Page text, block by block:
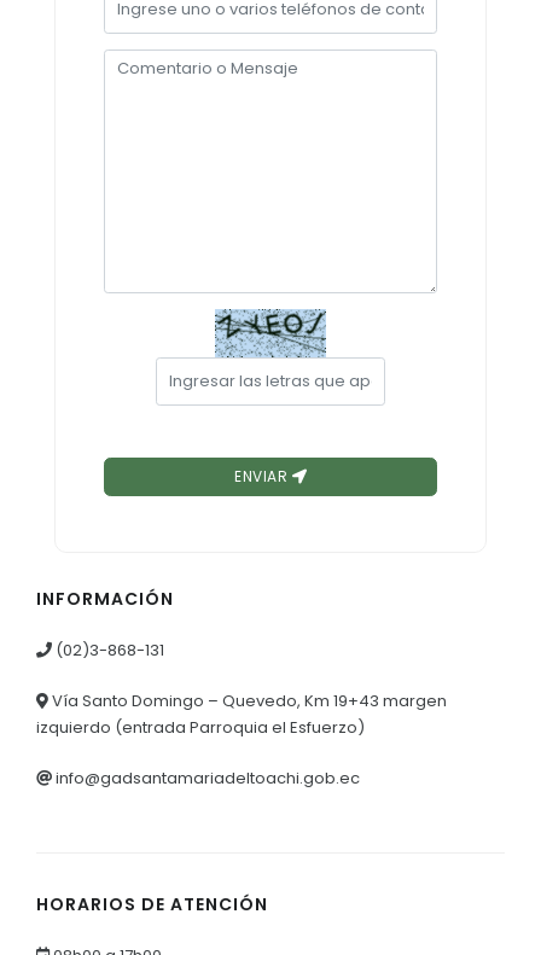
Convocatorias
GESTIÓN ADMINISTRATIVA
PRESUPUESTO: EJECUCIÓN Y REPORTES
Cédulas presupuestarias y balances
Procesos de contratación
Obras y proyectosENVIAR
INFORMACIÓN
(02)3-868-131
Vía Santo Domingo – Quevedo, Km 19+43 margen
izquierdo (entrada Parroquia el Esfuerzo)
info@gadsantamariadeltoachi.gob.ec
HORARIOS DE ATENCIÓN